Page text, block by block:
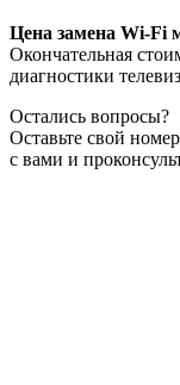
Цена замена Wi-Fi
Окончательная
диагностики
Остались вопросы?
Оставьте свой
с вами и